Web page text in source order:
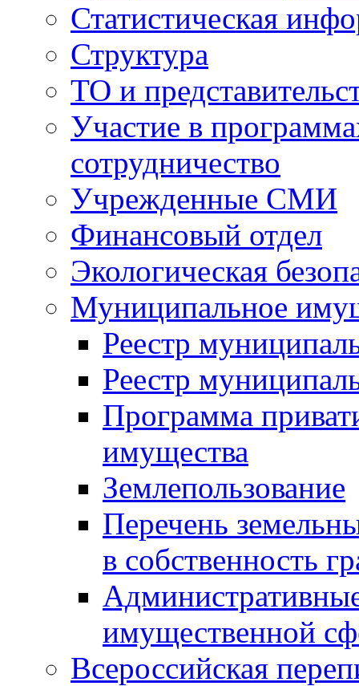
Статистическая
Структура
ТО и
Участие в
сотрудничество
Учрежденные СМИ
Финансовый отдел
Экологическая
Муниципальное
Реестр
Реестр
Программа
имущества
Землепользование
Перечень
в собственность
имущественной
Всероссийская